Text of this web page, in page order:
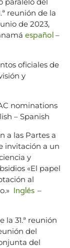
reunión de la
de 2023,
español –
oficiales de
y
nominations
– Spanish
a las Partes a
invitación a un
y
«El papel
al
Inglés –
la 31.ª reunión
del
del